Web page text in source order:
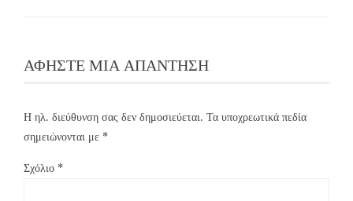
ΑΦΉΣΤΕ ΜΙΑ ΑΠΆΝΤΗΣΗ
Η ηλ. διεύθυνση σας δεν δημοσιεύεται. Τα υποχρεωτικά πεδία
σημειώνονται με *
Σχόλιο *